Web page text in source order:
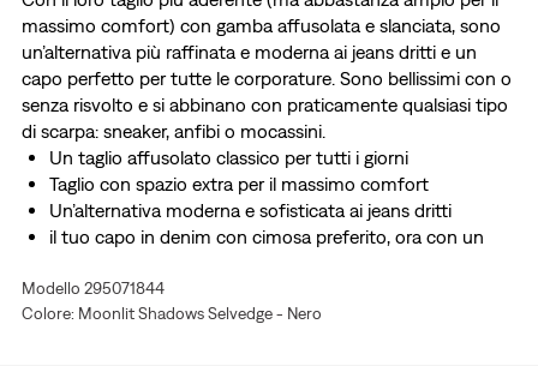
massimo comfort) con gamba affusolata e slanciata, sono
un’alternativa più raffinata e moderna ai jeans dritti e un
capo perfetto per tutte le corporature. Sono bellissimi con o
senza risvolto e si abbinano con praticamente qualsiasi tipo
di scarpa: sneaker, anfibi o mocassini.
Un taglio affusolato classico per tutti i giorni
Taglio con spazio extra per il massimo comfort
Un’alternativa moderna e sofisticata ai jeans dritti
il tuo capo in denim con cimosa preferito, ora con un
Questo denim viene tessuto su un telaio a navetta
tradizionale, che conferisce a questi jeans una trama più
Modello 295071844
Colore: Moonlit Shadows Selvedge - Nero